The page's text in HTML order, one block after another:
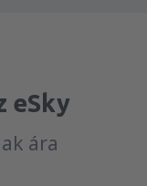
eSky
ára